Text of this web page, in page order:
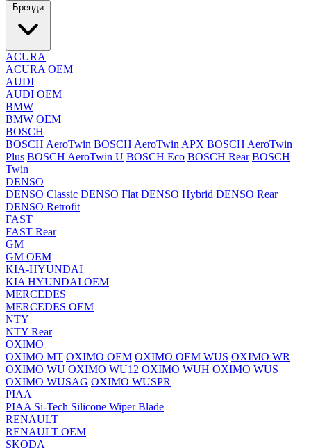
Бренди
ACURA
ACURA OEM
AUDI
AUDI OEM
BMW
BMW OEM
BOSCH
BOSCH AeroTwin BOSCH AeroTwin APX BOSCH AeroTwin
Plus BOSCH AeroTwin U BOSCH Eco BOSCH Rear BOSCH
Twin
DENSO
DENSO Classic DENSO Flat DENSO Hybrid DENSO Rear
DENSO Retrofit
FAST
FAST Rear
GM
GM OEM
KIA-HYUNDAI
KIA HYUNDAI OEM
MERCEDES
MERCEDES OEM
NTY
NTY Rear
OXIMO
OXIMO MT OXIMO OEM OXIMO OEM WUS OXIMO WR
OXIMO WU OXIMO WU12 OXIMO WUH OXIMO WUS
OXIMO WUSAG OXIMO WUSPR
PIAA
PIAA Si-Tech Silicone Wiper Blade
RENAULT
RENAULT OEM
SKODA